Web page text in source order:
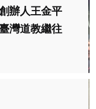
辦人王金平
灣道教繼往